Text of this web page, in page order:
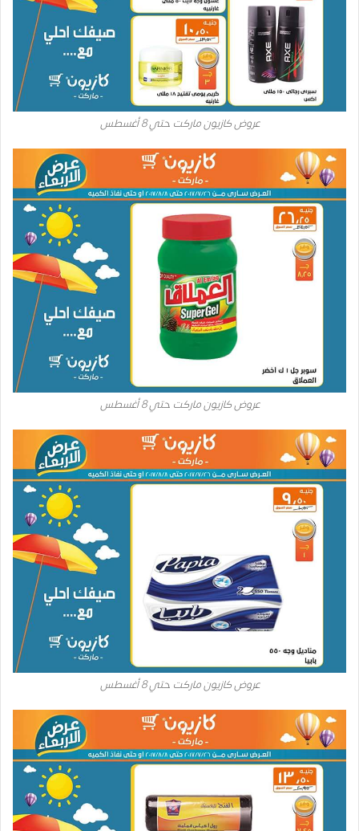
عروض كازيون ماركت حتي 8 أغسطس
عروض كازيون ماركت حتي 8 أغسطس
عروض كازيون ماركت حتي 8 أغسطس